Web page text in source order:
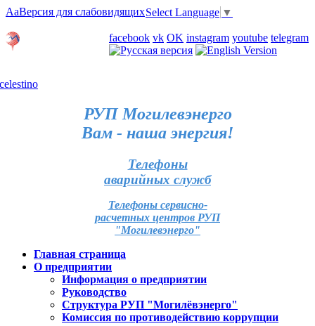
AaВерсия для слабовидящихSelect Language ▼
facebook vk OK instagram youtube telegram
РУП Могилевэнерго
Вам - наша энергия!
Телефоны
аварийных служб
Телефоны сервисно-
расчетных центров РУП
"Могилевэнерго"
Главная страница
О предприятии
Информация о предприятии
Руководство
Структура РУП "Могилёвэнерго"
Комиссия по противодействию коррупции